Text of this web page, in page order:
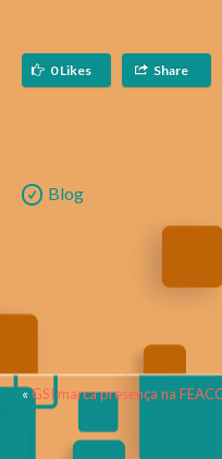
0 Likes Share
Blog
«GSI marca presença na